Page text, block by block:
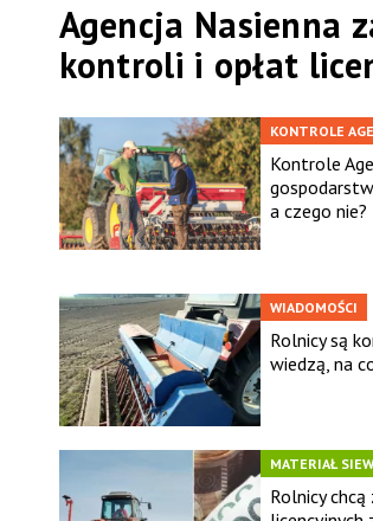
Agencja Nasienna
kontroli i opłat
KONTROLE
Kontrole
a czego nie?
WIADOMOŚCI
Rolnicy są
wiedzą, na
MATERIAŁ
Rolnicy